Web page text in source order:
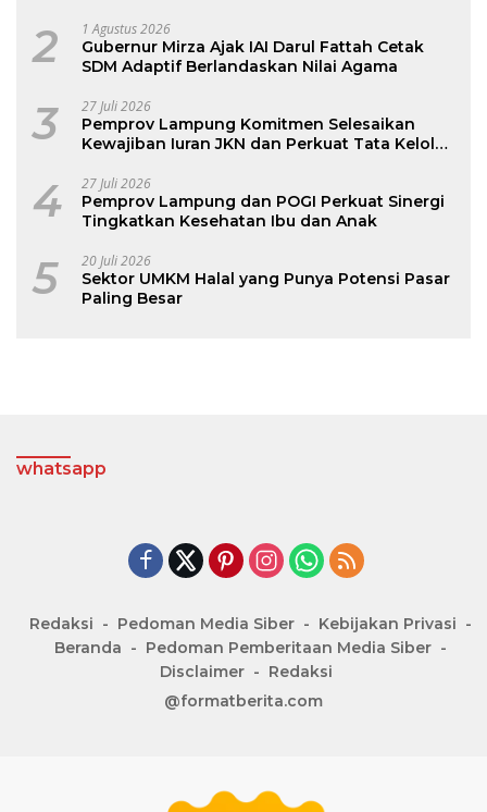
2 1 Agustus 2026
Gubernur Mirza Ajak IAI Darul Fattah Cetak
SDM Adaptif Berlandaskan Nilai Agama
3 27 Juli 2026
Pemprov Lampung Komitmen Selesaikan
Kewajiban Iuran JKN dan Perkuat Tata Kelola
4 27 Juli 2026
Pemprov Lampung dan POGI Perkuat Sinergi
Tingkatkan Kesehatan Ibu dan Anak
5 20 Juli 2026
Sektor UMKM Halal yang Punya Potensi Pasar
Paling Besar
whatsapp
Redaksi Pedoman Media Siber
Kebijakan Privasi
Beranda
Pedoman Pemberitaan Media Siber
Disclaimer
Redaksi
@formatberita.com